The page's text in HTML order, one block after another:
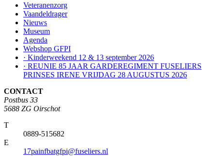
Veteranenzorg
Vaandeldrager
Nieuws
Museum
Agenda
Webshop GFPI
· Kinderweekend 12 & 13 september 2026
· REUNIE 85 JAAR GARDEREGIMENT FUSELIERS
PRINSES IRENE VRIJDAG 28 AUGUSTUS 2026
CONTACT
Postbus 33
5688 ZG Oirschot
T
0889-515682
E
17painfbatgfpi@fuseliers.nl